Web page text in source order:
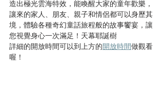
造出極光雲海特效，能喚醒大家的童年歡樂，
讓來的家人、朋友、親子和情侶都可以身歷其
境，體驗各種奇幻童話旅程般的故事饗宴，讓
您視覺身心一次滿足！天幕耶誕樹
詳細的開放時間可以到上方的開放時間做觀看
喔！